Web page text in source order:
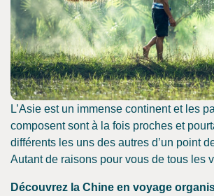
L’Asie est un immense continent et les
composent sont à la fois proches et
différents les uns des autres d’un point
Autant de raisons pour vous de tous les
Découvrez la Chine en voyage